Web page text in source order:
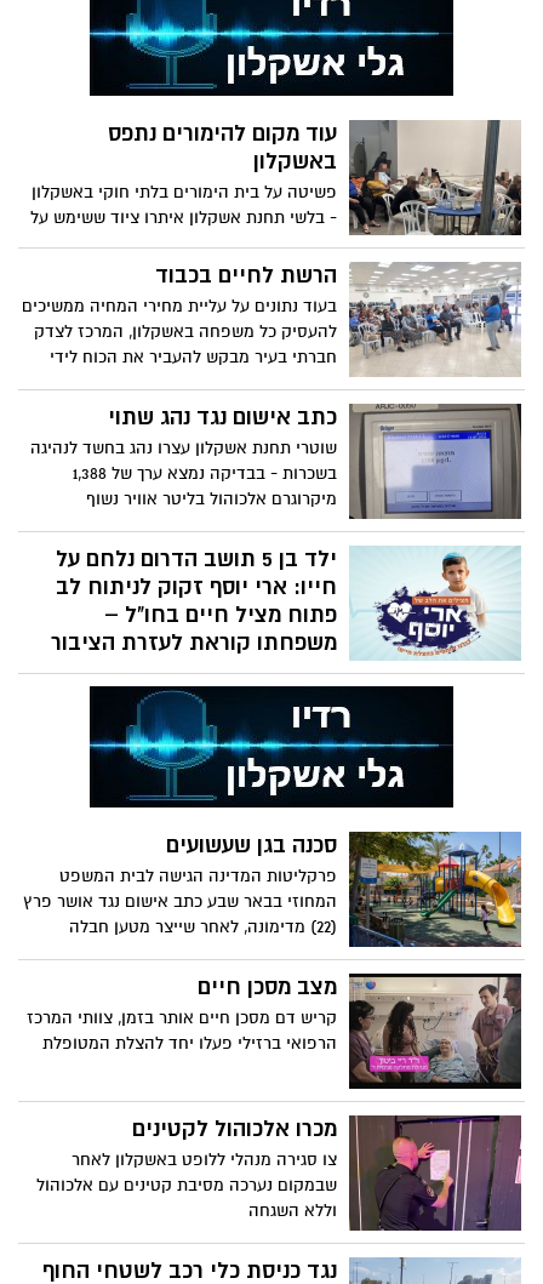
עוד מקום להימורים נתפס
באשקלון
פשיטה על בית הימורים בלתי חוקי באשקלון
- בלשי תחנת אשקלון איתרו ציוד ששימש על
פי החשד לניהול הימורים ועיכבו את מפעיל
המקום לחקירה
הרשת לחיים בכבוד
בעוד נתונים על עליית מחירי המחיה ממשיכים
להעסיק כל משפחה באשקלון, המרכז לצדק
חברתי בעיר מבקש להעביר את הכוח לידי
חשיבה משותפת וגיבוש פתרונות בשטח
כתב אישום נגד נהג שתוי
שוטרי תחנת אשקלון עצרו נהג בחשד לנהיגה
בשכרות - בבדיקה נמצא ערך של 1,388
מיקרוגרם אלכוהול בליטר אוויר נשוף
ילד בן 5 תושב הדרום נלחם על
חייו: ארי יוסף זקוק לניתוח לב
פתוח מציל חיים בחו"ל –
משפחתו קוראת לעזרת הציבור
ארי יוסף אליאסים, ילד בן 5, מתמודד מאז
לידתו עם תסמונת מרפן מחלה גנטית נדירה
שפגעה בלבו. כעת הוא זקוק לניתוח לב פתוח
מורכב ומציל חיים, אולם לדברי משפחתו, לא
ניתן לבצע את ההליך בישראל, ולכן עליו
לעבור בדחיפות לבית חולים בניו יורק
סכנה בגן שעשועים
פרקליטות המדינה הגישה לבית המשפט
המחוזי בבאר שבע כתב אישום נגד אושר פרץ
(22) מדימונה, לאחר שייצר מטען חבלה
מצב מסכן חיים
קריש דם מסכן חיים אותר בזמן, צוותי המרכז
הרפואי ברזילי פעלו יחד להצלת המטופלת
מכרו אלכוהול לקטינים
צו סגירה מנהלי ללופט באשקלון לאחר
שבמקום נערכה מסיבת קטינים עם אלכוהול
וללא השגחה
נגד כניסת כלי רכב לשטחי החוף